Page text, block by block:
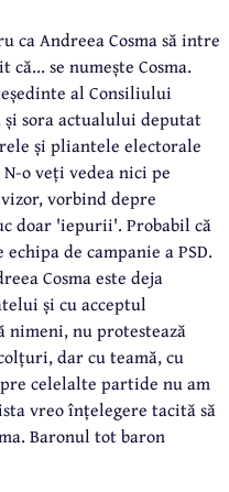
ca Andreea Cosma să intre
se numește Cosma.
al Consiliului
și sora actualului deputat
și pliantele electorale
o veți vedea nici pe
vorbind depre
doar 'iepurii'. Probabil că
de campanie a PSD.
Cosma este deja
și cu acceptul
nu protestează
dar cu teamă, cu
celelalte partide nu am
vreo înțelegere tacită să
Baronul tot baron